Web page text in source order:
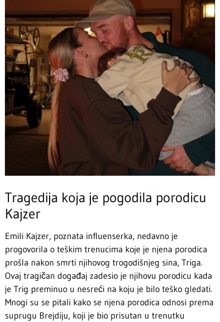
Tragedija koja je pogodila porodicu
Kajzer
Emili Kajzer, poznata influenserka, nedavno je
progovorila o teškim trenucima koje je njena porodica
prošla nakon smrti njihovog trogodišnjeg sina, Triga.
Ovaj tragičan događaj zadesio je njihovu porodicu kada
je Trig preminuo u nesreći na koju je bilo teško gledati.
Mnogi su se pitali kako se njena porodica odnosi prema
suprugu Brejdiju, koji je bio prisutan u trenutku